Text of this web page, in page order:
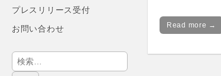
プレスリリース受付
お問い合わせ
検
索:
Read more →